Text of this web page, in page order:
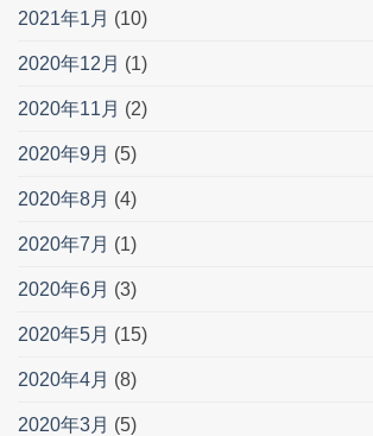
2021年1月 (10)
2020年12月 (1)
2020年11月 (2)
2020年9月 (5)
2020年8月 (4)
2020年7月 (1)
2020年6月 (3)
2020年5月 (15)
2020年4月 (8)
2020年3月 (5)